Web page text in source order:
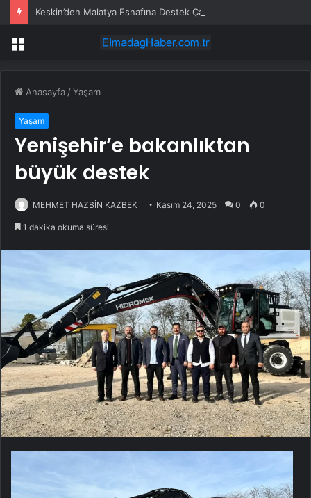
Keskin’den Malatya Esnafına Destek Çağrısı
Menü
Anasayfa /Yaşam
Yaşam
Yenişehir’e bakanlıktan
büyük destek
MEHMET HAZBİN KAZBEK Kasım 24, 2025 0 0
1 dakika okuma süresi